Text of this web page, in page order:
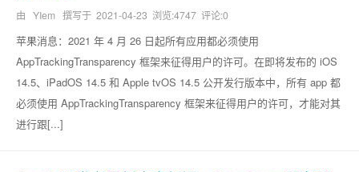
由 YIem 撰写于 2021-04-23 浏览:4747 评论:0
苹果消息：2021 年 4 月 26 日起所有应用都必须使用
AppTrackingTransparency 框架来征得用户的许可。在即将发布的 iOS
14.5、iPadOS 14.5 和 Apple tvOS 14.5 公开发行版本中，所有 app 都
必须使用 AppTrackingTransparency 框架来征得用户的许可，才能对其
进行跟[...]